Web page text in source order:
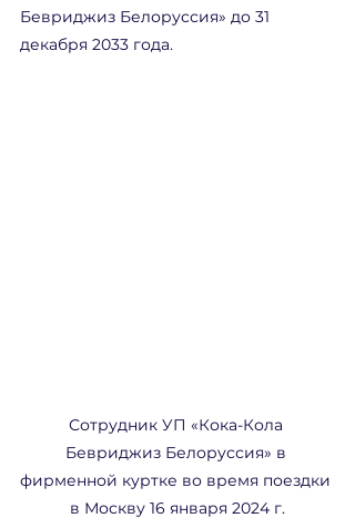
Бевриджиз Белоруссия» до 31
декабря 2033 года.
Сотрудник УП «Кока-Кола
Бевриджиз Белоруссия» в
фирменной куртке во время поездки
в Москву 16 января 2024 г.